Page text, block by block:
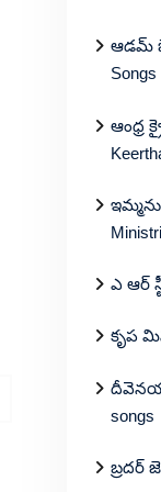
ఆడమ్
Songs
ఆంధ్ర
ఎ ఆర్
కృప
songs
బ్రదర్